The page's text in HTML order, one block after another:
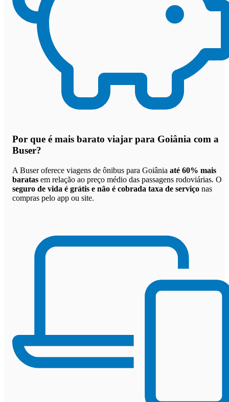
Por que é mais barato viajar para Goiânia com a
Buser?
A Buser oferece viagens de ônibus para Goiânia até 60% mais
baratas em relação ao preço médio das passagens rodoviárias. O
seguro de vida é grátis e não é cobrada taxa de serviço nas
compras pelo app ou site.